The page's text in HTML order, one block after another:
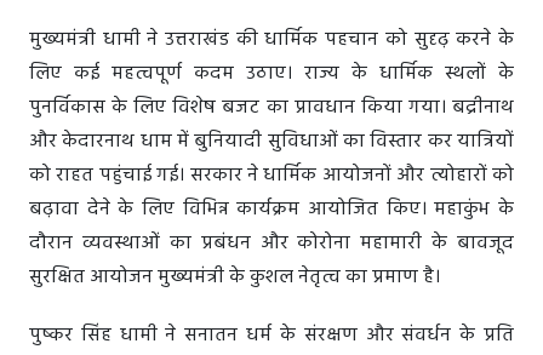
मुख्यमंत्री धामी ने उत्तराखंड की धार्मिक पहचान को सुदृढ़ करने के
लिए कई महत्वपूर्ण कदम उठाए। राज्य के धार्मिक स्थलों के
पुनर्विकास के लिए विशेष बजट का प्रावधान किया गया। बद्रीनाथ
और केदारनाथ धाम में बुनियादी सुविधाओं का विस्तार कर यात्रियों
को राहत पहुंचाई गई। सरकार ने धार्मिक आयोजनों और त्योहारों को
बढ़ावा देने के लिए विभिन्न कार्यक्रम आयोजित किए। महाकुंभ के
दौरान व्यवस्थाओं का प्रबंधन और कोरोना महामारी के बावजूद
सुरक्षित आयोजन मुख्यमंत्री के कुशल नेतृत्व का प्रमाण है।
पुष्कर सिंह धामी ने सनातन धर्म के संरक्षण और संवर्धन के प्रति